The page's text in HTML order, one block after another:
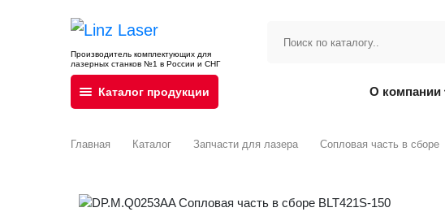
Производитель комплектующих для
лазерных станков №1 в России и СНГ
Каталог продукции О компании
Главная Каталог Запчасти для лазера Сопловая часть в сборе